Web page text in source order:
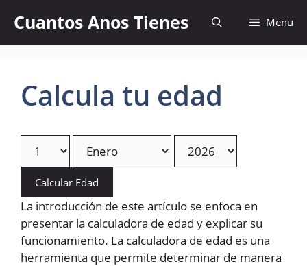
content
Cuantos Anos Tienes Menu
Calcula tu edad
Calcular Edad
La introducción de este artículo se enfoca en
presentar la calculadora de edad y explicar su
funcionamiento. La calculadora de edad es una
herramienta que permite determinar de manera